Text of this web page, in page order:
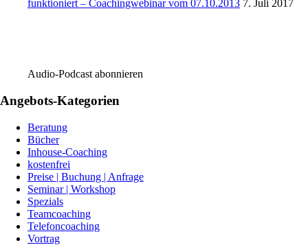
funktioniert – Coachingwebinar vom 07.10.2013 7. Juli 2017
Audio-Podcast abonnieren
Angebots-Kategorien
Beratung
Bücher
Inhouse-Coaching
kostenfrei
Preise | Buchung | Anfrage
Seminar | Workshop
Spezials
Teamcoaching
Telefoncoaching
Vortrag